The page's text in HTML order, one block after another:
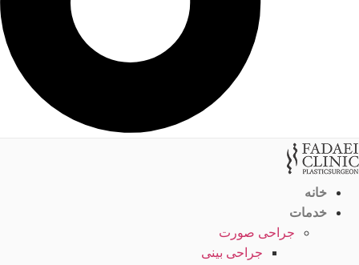
خانه
خدمات
جراحی صورت
جراحی بینی